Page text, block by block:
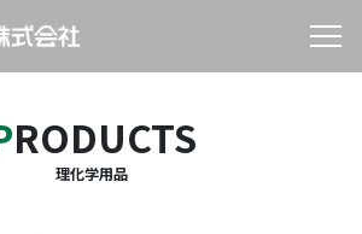
PRODUCTS
理化学用品